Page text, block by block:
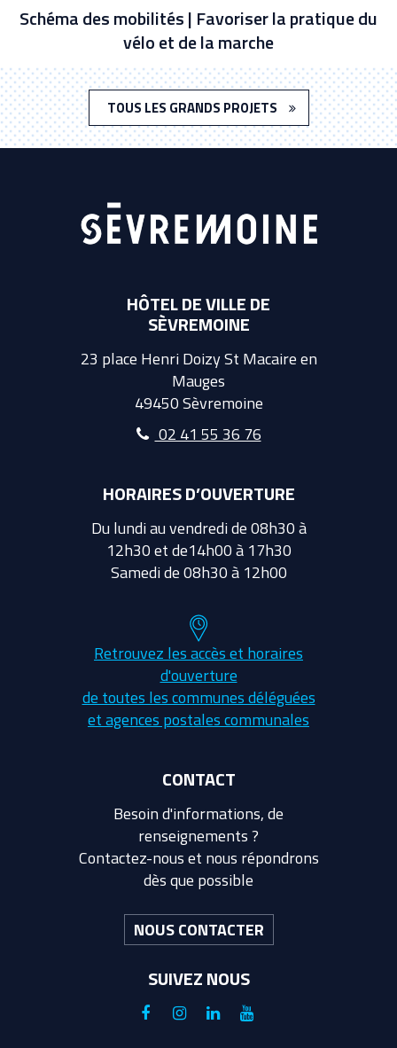
Schéma des mobilités | Favoriser la pratique du
vélo et de la marche
TOUS LES GRANDS PROJETS
HÔTEL DE VILLE DE
SÈVREMOINE
23 place Henri Doizy St Macaire en
Mauges
49450 Sèvremoine
02 41 55 36 76
HORAIRES D’OUVERTURE
Du lundi au vendredi de 08h30 à
12h30 et de14h00 à 17h30
Samedi de 08h30 à 12h00
Retrouvez les accès et horaires
d'ouverture
de toutes les communes déléguées
et agences postales communales
CONTACT
Besoin d'informations, de
renseignements ?
Contactez-nous et nous répondrons
dès que possible
NOUS CONTACTER
SUIVEZ NOUS
Lien
Lien
Lien
Lien